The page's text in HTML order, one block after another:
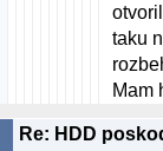
taku
Mam
Re: HDD